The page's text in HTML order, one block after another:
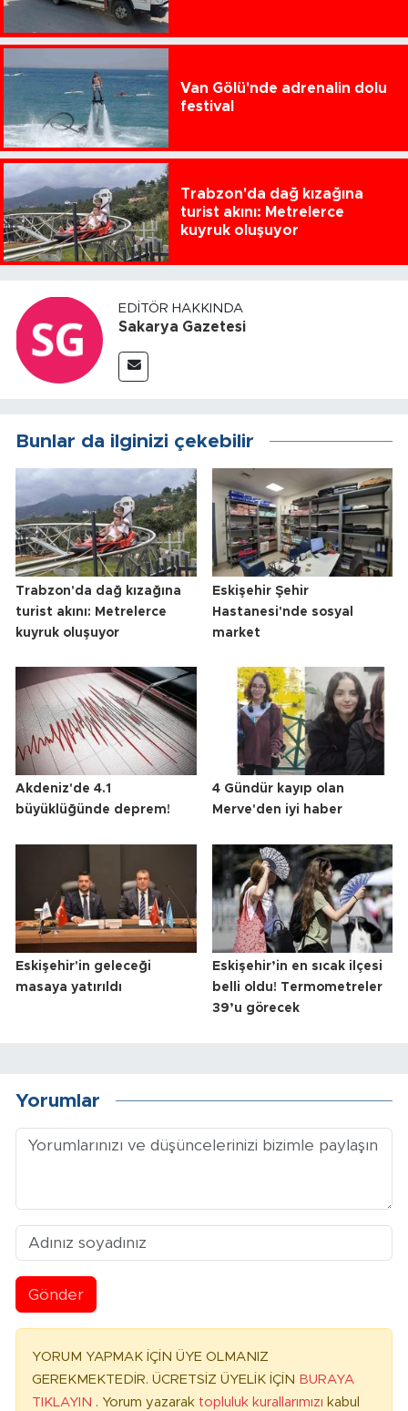
Van Gölü'nde adrenalin dolu
festival
Trabzon'da dağ kızağına
turist akını: Metrelerce
kuyruk oluşuyor
EDITÖR HAKKINDA
Sakarya Gazetesi
Bunlar da ilginizi çekebilir
Trabzon'da dağ kızağına
turist akını: Metrelerce
kuyruk oluşuyor
Eskişehir Şehir
Hastanesi'nde sosyal
market
Akdeniz'de 4.1
büyüklüğünde deprem!
4 Gündür kayıp olan
Merve'den iyi haber
Eskişehir'in geleceği
masaya yatırıldı
Eskişehir’in en sıcak ilçesi
belli oldu! Termometreler
39’u görecek
Yorumlar
Gönder
YORUM YAPMAK İÇİN ÜYE OLMANIZ
GEREKMEKTEDİR. ÜCRETSİZ ÜYELİK İÇİN BURAYA
TIKLAYIN . Yorum yazarak topluluk kurallarımızı kabul